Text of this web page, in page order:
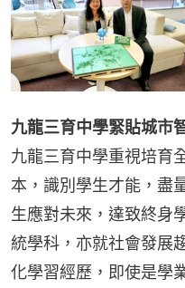
九龍三育中學緊貼城市
九龍三育中學重視培育
本，識別學生才能，盡
生應對未來，達致終身
統學科，亦就社會發展
化學習經歷，即使是學